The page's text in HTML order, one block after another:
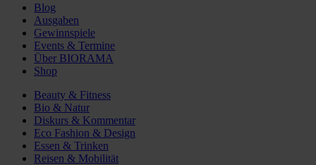
Blog
Ausgaben
Gewinnspiele
Events & Termine
Über BIORAMA
Shop
Beauty & Fitness
Bio & Natur
Diskurs & Kommentar
Eco Fashion & Design
Essen & Trinken
Reisen & Mobilität